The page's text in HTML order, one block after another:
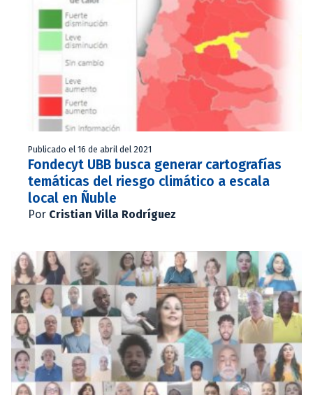
Publicado el 16 de abril del 2021
Fondecyt UBB busca generar cartografías
temáticas del riesgo climático a escala
local en Ñuble
Por Cristian Villa Rodríguez